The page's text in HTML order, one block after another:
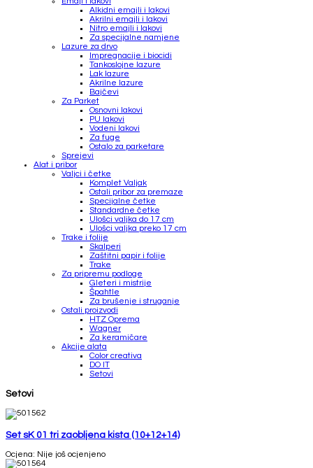
Alkidni emajli i lakovi
Akrilni emajli i lakovi
Nitro emajli i lakovi
Za specijalne namjene
Lazure za drvo
Impregnacije i biocidi
Tankoslojne lazure
Lak lazure
Akrilne lazure
Bajčevi
Za Parket
Osnovni lakovi
PU lakovi
Vodeni lakovi
Za fuge
Ostalo za parketare
Sprejevi
Alat i pribor
Valjci i četke
Komplet Valjak
Ostali pribor za premaze
Specijalne četke
Standardne četke
Ulošci valjka do 17 cm
Ulošci valjka preko 17 cm
Trake i folije
Skalperi
Zaštitni papir i folije
Trake
Za pripremu podloge
Gleteri i mistrije
Špahtle
Za brušenje i struganje
Ostali proizvodi
HTZ Oprema
Wagner
Za keramičare
Akcije alata
Color creativa
DO IT
Setovi
Setovi
Set sK 01 tri zaobljena kista (10+12+14)
Ocjena: Nije još ocjenjeno